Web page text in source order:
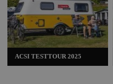
ACSI TESTTOUR 2025